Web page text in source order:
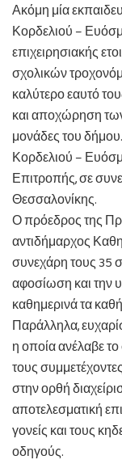
Ακόμη μία
Κορδελιού –
επιχειρησιακής
σχολικών
καλύτερο εαυτό
και αποχώρηση
μονάδες του
Κορδελιού –
Επιτροπής, σε
Θεσσαλονίκης.
Ο πρόεδρος της
αντιδήμαρχος
συνεχάρη τους 35
αφοσίωση και την
καθημερινά τα
Παράλληλα,
η οποία ανέλαβε
τους
στην ορθή
αποτελεσματική
γονείς και τους
οδηγούς.